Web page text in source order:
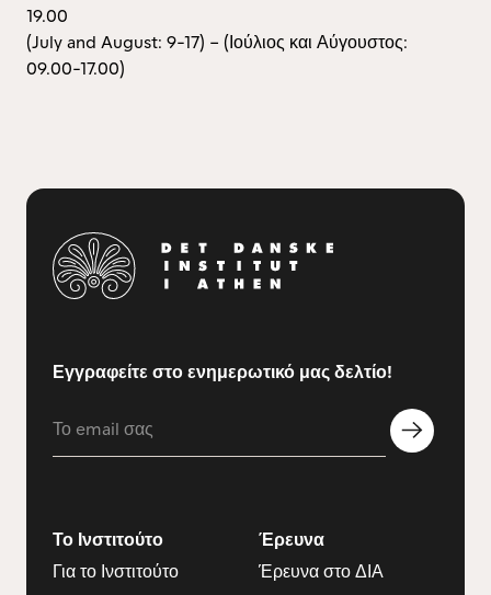
19.00
(July and August: 9-17) – (Ιούλιος και Αύγουστος:
09.00-17.00)
Εγγραφείτε στο ενημερωτικό μας δελτίο!
Το Ινστιτούτο
Για το Ινστιτούτο
Έρευνα
Έρευνα στο ΔΙΑ